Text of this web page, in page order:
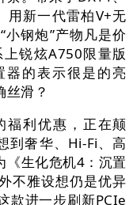
用新一代雷柏V+无
钢炮”产物凡是价
锐炫A750限量版
的表示很是的亮
丝滑？
利优惠，正在颠
到奢华、Hi-Fi、高
《生化危机4：沉置
不雅设想仍是优异
款进一步刷新PCIe